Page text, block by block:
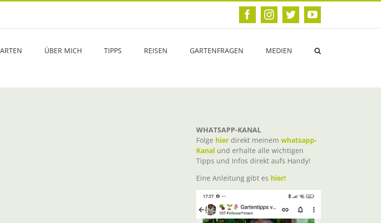
FacebookInstagram
TwitterYouTube
ÜBER MICH TIPPS REISEN GARTENFRAGEN MEDIEN
WHATSAPP-KANAL
Folge hier direkt meinem whatsapp-
Kanal und erhalte alle wichtigen
Tipps und Infos direkt aufs Handy!
Eine Anleitung gibt es hier!